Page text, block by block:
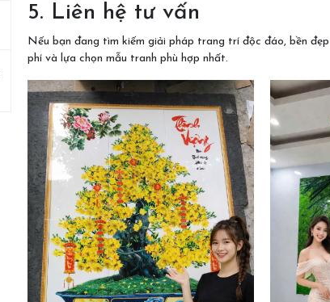
5. Liên hệ tư vấn
Nếu bạn đang tìm kiếm giải pháp trang trí độc đáo, bền
phí và lựa chọn mẫu tranh phù hợp nhất.